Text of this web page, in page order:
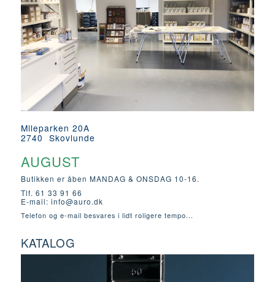
Mileparken 20A
2740 Skovlunde
AUGUST
Butikken er åben MANDAG & ONSDAG 10-16.
Tlf. 61 33 91 66
E-mail: info@auro.dk
Telefon og e-mail besvares i lidt roligere tempo...
KATALOG